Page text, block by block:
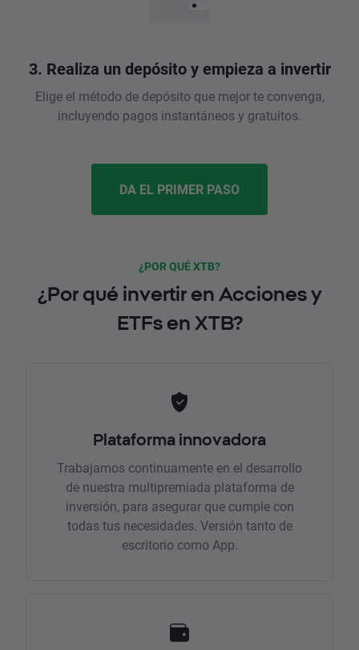
3. Realiza un depósito y empieza a invertir
Elige el método de depósito que mejor te convenga,
incluyendo pagos instantáneos y gratuitos.
DA EL PRIMER PASO
¿POR QUÉ XTB?
¿Por qué invertir en Acciones y
ETFs en XTB?
Plataforma innovadora
Trabajamos continuamente en el desarrollo
de nuestra multipremiada plataforma de
inversión, para asegurar que cumple con
todas tus necesidades. Versión tanto de
escritorio como App.